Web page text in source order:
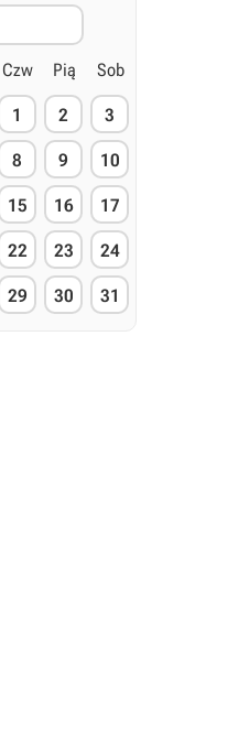
Czw Pią Sob
1 2 3
8 9 10
15 16 17
22 23 24
29 30 31